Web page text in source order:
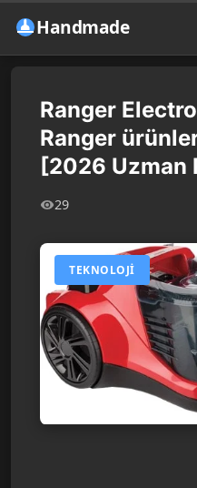
Handmade
Ranger
Ranger
[2026 Uzman
29
TEKNOLOJI